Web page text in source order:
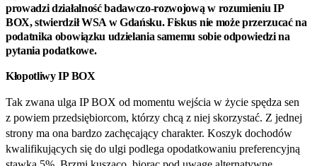
prowadzi działalność badawczo‑rozwojową w rozumieniu IP
BOX, stwierdził WSA w Gdańsku. Fiskus nie może przerzucać na
podatnika obowiązku udzielania samemu sobie odpowiedzi na
pytania podatkowe.
Kłopotliwy IP BOX
Tak zwana ulga IP BOX od momentu wejścia w życie spędza sen
z powiem przedsiębiorcom, którzy chcą z niej skorzystać. Z jednej
strony ma ona bardzo zachęcający charakter. Koszyk dochodów
kwalifikujących się do ulgi podlega opodatkowaniu preferencyjną